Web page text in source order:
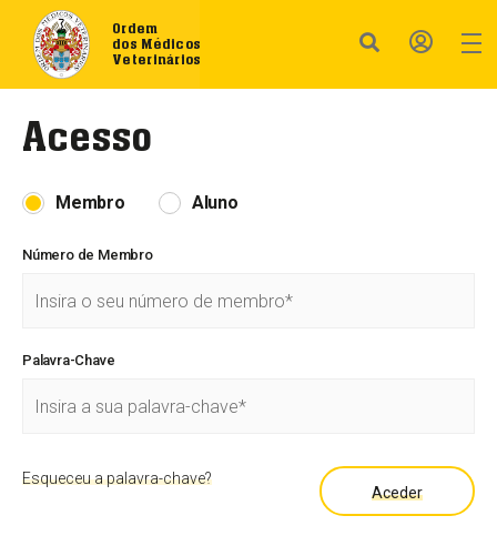
Ordem
dos Médicos
Veterinários
Acesso
Membro Aluno
Número de Membro
Palavra-Chave
Aceder
Esqueceu a palavra-chave?